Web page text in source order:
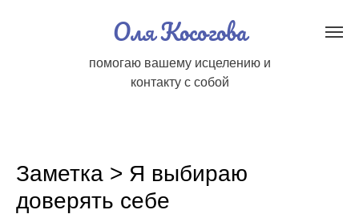
помогаю вашему исцелению и
контакту с собой
Оля Косогова
Заметка > Я выбираю
доверять себе